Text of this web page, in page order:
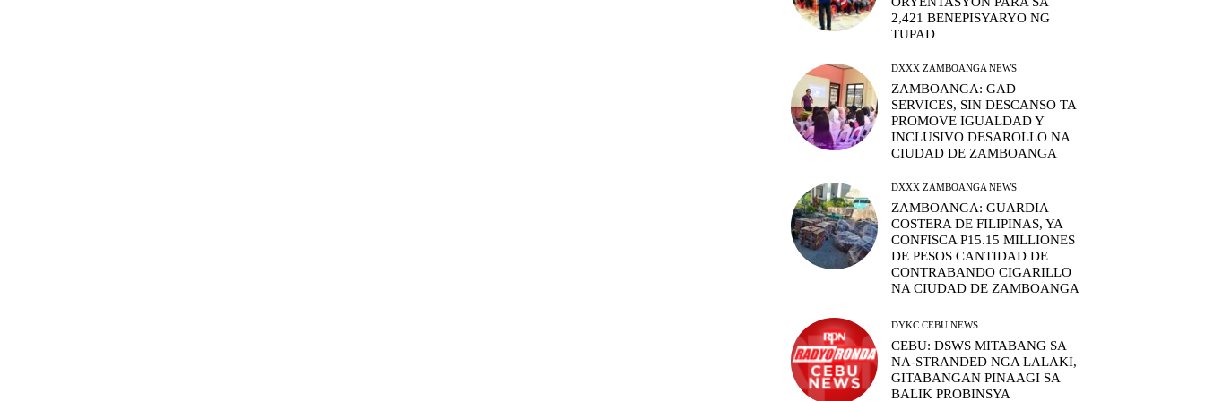
2,421 BENEPISYARYO NG
TUPAD
DXXX ZAMBOANGA NEWS
ZAMBOANGA: GAD
SERVICES, SIN DESCANSO TA
PROMOVE IGUALDAD Y
INCLUSIVO DESAROLLO NA
CIUDAD DE ZAMBOANGA
DXXX ZAMBOANGA NEWS
ZAMBOANGA: GUARDIA
COSTERA DE FILIPINAS, YA
CONFISCA P15.15 MILLIONES
DE PESOS CANTIDAD DE
CONTRABANDO CIGARILLO
NA CIUDAD DE ZAMBOANGA
DYKC CEBU NEWS
CEBU: DSWS MITABANG SA
NA-STRANDED NGA LALAKI,
GITABANGAN PINAAGI SA
BALIK PROBINSYA